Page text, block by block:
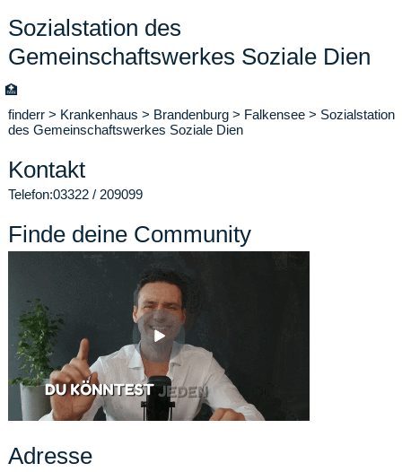
Sozialstation des
Gemeinschaftswerkes Soziale Dien
🏥
finderr > Krankenhaus > Brandenburg > Falkensee > Sozialstation
des Gemeinschaftswerkes Soziale Dien
Kontakt
Telefon:03322 / 209099
Finde deine Community
Adresse